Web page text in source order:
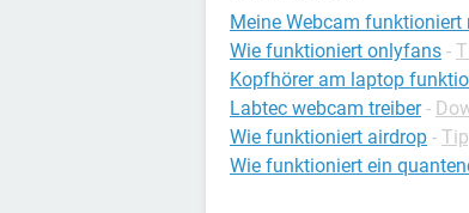
Meine Webcam funktioniert
Wie funktioniert onlyfans -
Kopfhörer am laptop
Labtec webcam treiber -
Wie funktioniert airdrop -
Wie funktioniert ein